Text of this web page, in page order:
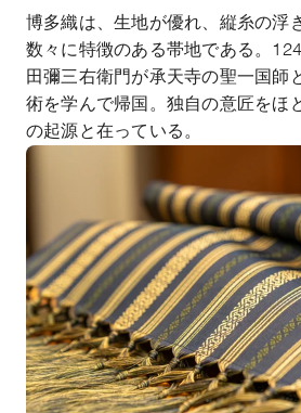
博多織は、生地が優れ、縦糸の浮
数々に特徴のある帯地である。
田彌三右衛門が承天寺の聖一国師
術を学んで帰国。独自の意匠をほ
の起源と在っている。